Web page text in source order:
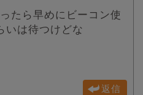
たら早めにビーコン使
いは待つけどな
返信